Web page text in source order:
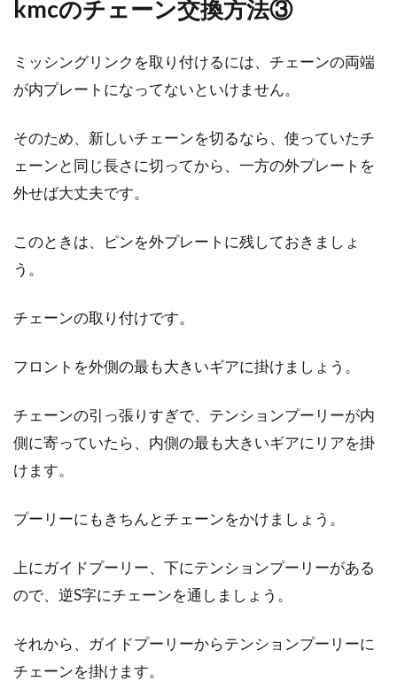
kmcのチェーン交換方法③
ミッシングリンクを取り付けるには、チェーンの両端
が内プレートになってないといけません。
そのため、新しいチェーンを切るなら、使っていたチ
ェーンと同じ長さに切ってから、一方の外プレートを
外せば大丈夫です。
このときは、ピンを外プレートに残しておきましょ
う。
チェーンの取り付けです。
フロントを外側の最も大きいギアに掛けましょう。
チェーンの引っ張りすぎで、テンションプーリーが内
側に寄っていたら、内側の最も大きいギアにリアを掛
けます。
プーリーにもきちんとチェーンをかけましょう。
上にガイドプーリー、下にテンションプーリーがある
ので、逆S字にチェーンを通しましょう。
それから、ガイドプーリーからテンションプーリーに
チェーンを掛けます。